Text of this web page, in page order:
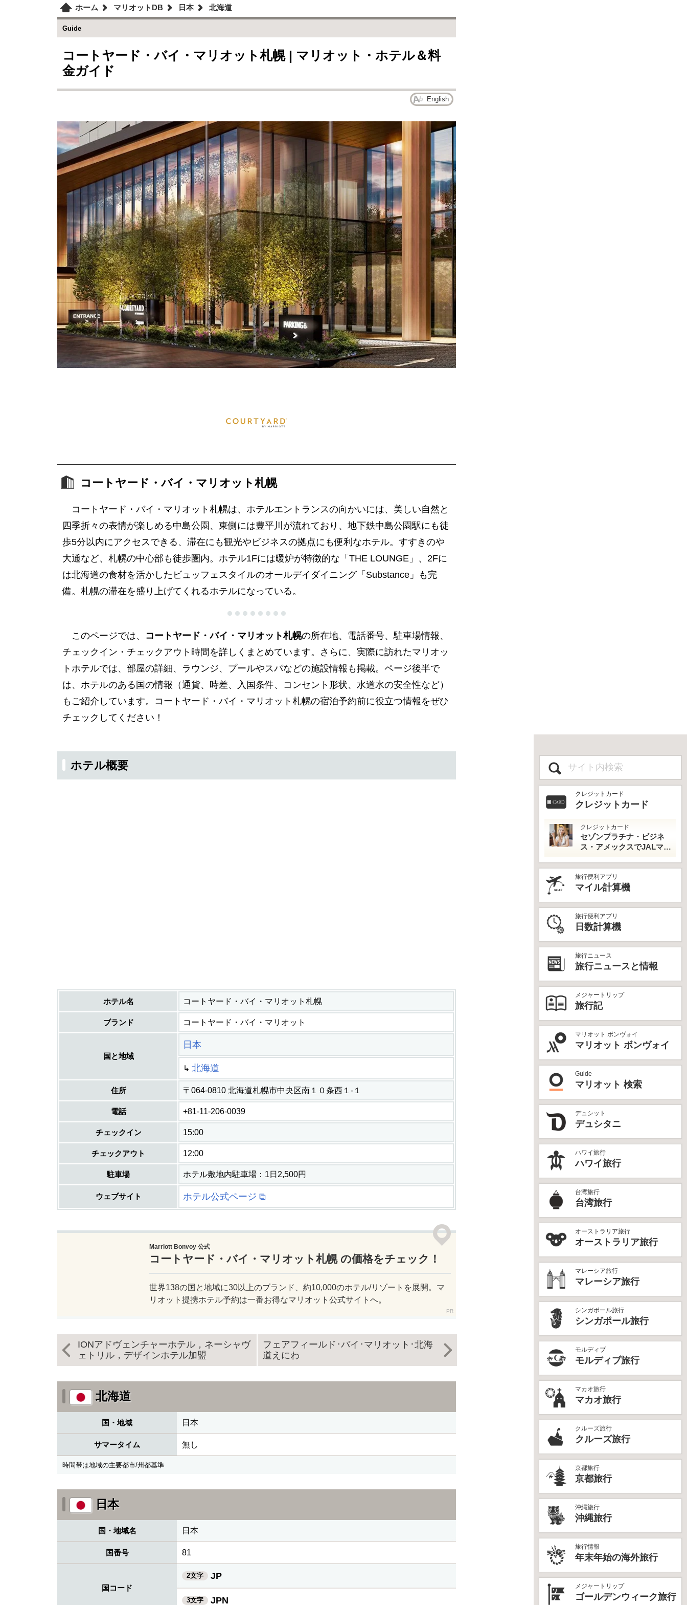
ホーム マリオットDB 日本 北海道
Guide
コートヤード・バイ・マリオット札幌 | マリオット・ホテル＆料
金ガイド
English
コートヤード・バイ・マリオット札幌
コートヤード・バイ・マリオット札幌は、ホテルエントランスの向かいには、美しい自然と
四季折々の表情が楽しめる中島公園、東側には豊平川が流れており、地下鉄中島公園駅にも徒
歩5分以内にアクセスできる、滞在にも観光やビジネスの拠点にも便利なホテル。すすきのや
大通など、札幌の中心部も徒歩圏内。ホテル1Fには暖炉が特徴的な「THE LOUNGE」、2Fに
は北海道の食材を活かしたビュッフェスタイルのオールデイダイニング「Substance」も完
備。札幌の滞在を盛り上げてくれるホテルになっている。
このページでは、 コートヤード・バイ・マリオット札幌の所在地、電話番号、駐車場情報、
チェックイン・チェックアウト時間を詳しくまとめています。さらに、実際に訪れたマリオッ
トホテルでは、部屋の詳細、ラウンジ、プールやスパなどの施設情報も掲載。ページ後半で
は、ホテルのある国の情報（通貨、時差、入国条件、コンセント形状、水道水の安全性など）
もご紹介しています。コートヤード・バイ・マリオット札幌の宿泊予約前に役立つ情報をぜひ
チェックしてください！
ホテル概要
ホテル名 コートヤード・バイ・マリオット札幌
ブランド コートヤード・バイ・マリオット
国と地域
日本
↳ 北海道
住所 〒064-0810 北海道札幌市中央区南１０条西１-１
電話 +81-11-206-0039
チェックイン 15:00
チェックアウト 12:00
駐車場 ホテル敷地内駐車場：1日2,500円
ウェブサイト ホテル公式ページ ⧉
Marriott Bonvoy 公式
コートヤード・バイ・マリオット札幌 の価格をチェック！
世界138の国と地域に30以上のブランド、約10,000のホテル/リゾートを展開。マ
リオット提携ホテル予約は一番お得なマリオット公式サイトへ。
IONアドヴェンチャーホテル，ネーシャヴ
ェトリル，デザインホテル加盟
フェアフィールド･バイ･マリオット･北海
道えにわ
北海道
国・地域 日本
サマータイム 無し
時間帯は地域の主要都市/州都基準
日本
国・地域名 日本
国番号 81
国コード
2文字 JP
3文字 JPN
クレジットカード
クレジットカード
クレジットカード
セゾンプラチナ・ビジネ
ス・アメックスでJALマイ
を最大活用！
旅行便利アプリ
マイル計算機
旅行便利アプリ
日数計算機
旅行ニュース
旅行ニュースと情報
メジャートリップ
旅行記
マリオット ボンヴォイ
マリオット ボンヴォイ
Guide
マリオット 検索
デュシット
デュシタニ
ハワイ旅行
ハワイ旅行
台湾旅行
台湾旅行
オーストラリア旅行
オーストラリア旅行
マレーシア旅行
マレーシア旅行
シンガポール旅行
シンガポール旅行
モルディブ
モルディブ旅行
マカオ旅行
マカオ旅行
クルーズ旅行
クルーズ旅行
京都旅行
京都旅行
沖縄旅行
沖縄旅行
旅行情報
年末年始の海外旅行
メジャートリップ
ゴールデンウィーク旅行